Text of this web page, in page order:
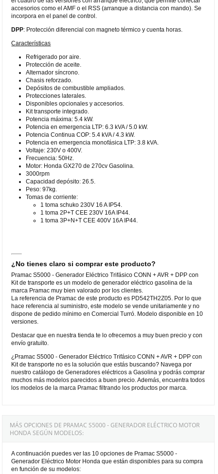
accesorios como el AMF o el RSS (arranque a distancia con mando). Se
incorpora en el panel de control.
DPP: Protección diferencial con magneto térmico y cuenta horas.
Características
Refrigerado por aire.
Protección de aceite.
Alternador síncrono.
Chasis reforzado.
Depósitos de combustible ampliados.
Protecciones laterales.
Disponibles opcionales y accesorios.
Kit transporte integrado.
Potencia máxima: 5.4 kW.
Potencia en emergencia LTP: 6.3 kVA / 5.0 kW.
Potencia Continua COP: 5.4 kVA / 4.3 kW.
Potencia en emergencia monofásica LTP: 3.8 kVA.
Voltaje: 230V o 400V.
Frecuencia: 50Hz.
Motor: Honda GX270 de 270cv Gasolina.
3000rpm
Capacidad depósito: 26.5.
Peso: 97kg.
Tomas de corriente:
1 toma schuko 230V 16 A IP54.
1 toma 2P+T CEE 230V 16A IP44.
1 toma 3P+N+T CEE 400V 16A IP44.
¿No tienes claro si comprar este producto?
Pramac S5000 - Generador Eléctrico Trifásico CONN + AVR + DPP con
Kit de transporte es un modelo de generador eléctrico gasolina de la
marca Pramac muy bien valorado por los clientes.
La referencia de Pramac de este producto es PD542TH2Z05. Por lo que
hace referencia al suministro, este modelo se vende unitariamente y no
dispone de pedido mínimo en Comercial Turró. Modelo disponible en 10
versiones.
Destacar que en nuestra tienda te lo ofrecemos a muy buen precio y con
envío gratuito.
¿Pramac S5000 - Generador Eléctrico Trifásico CONN + AVR + DPP con
Kit de transporte no es la solución que estás buscando? Navega por
nuestro catálogo de Generadores eléctricos a Gasolina y podrás comprar
muchos más modelos parecidos a buen precio. Además, encuentra todos
los modelos de la marca Pramac filtrando los productos por marca.
MÁS OPCIONES DE PRAMAC S5000 - GENERADOR ELÉCTRICO MOTOR
HONDA SEGÚN MODELOS:
A continuación puedes ver las 10 opciones de Pramac S5000 -
Generador Eléctrico Motor Honda que están disponibles para su compra
en función de su modelos: